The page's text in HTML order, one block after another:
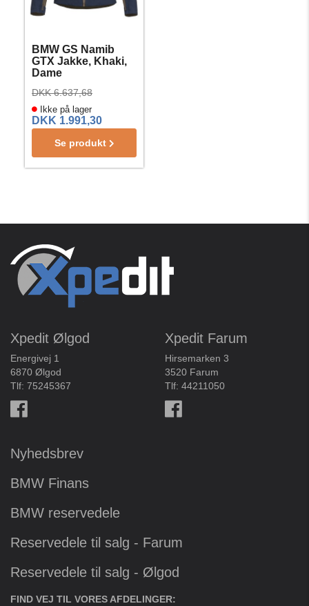
BMW GS Namib
GTX Jakke, Khaki,
Dame
Ikke på lager
DKK 6.637,68
DKK 1.991,30
Se produkt
Xpedit Ølgod
Energivej 1
6870 Ølgod
Tlf: 75245367
Xpedit Farum
Hirsemarken 3
3520 Farum
Tlf: 44211050
Nyhedsbrev
BMW Finans
BMW reservedele
Reservedele til salg - Farum
Reservedele til salg - Ølgod
FIND VEJ TIL VORES AFDELINGER: